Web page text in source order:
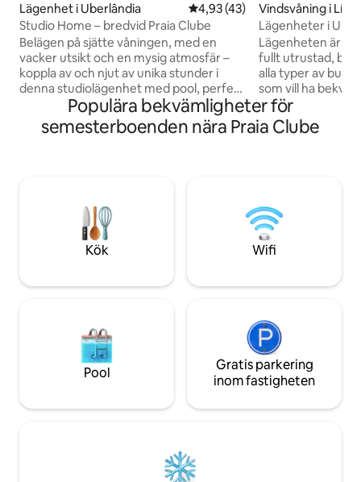
Lägenhet i Uberlândia 4,93 av 5 i genomsnittligt
4,93 (43)
Studio Home – bredvid Praia Clube
Belägen på sjätte våningen, med en
vacker utsikt och en mysig atmosfär –
koppla av och njut av unika stunder i
denna studiolägenhet med pool, perfekt
för dem som söker komfort, avkoppling
och ett utmärkt läge nära Praia Clube.
Perfekt för att vila, njuta och känna sig
Utrustat kök Kaffekapslar utan kostnad
Mörkläggning Jag välkomnar dig gärna!
Du kan räkna med att jag ger dig en
fantastisk vistelse.
Vindsvåning i
Lägenheter i
Lägenheten är
fullt utrustad,
alla typer av
som vill ha
självincheckning.
på plats, och
som förvaras i ett
bilderna inte
kommer
att vara möjlig.
Populära bekvämligheter för
semesterboenden nära Praia Clube
Kök Wifi
Pool
Gratis parkering
inom fastigheten